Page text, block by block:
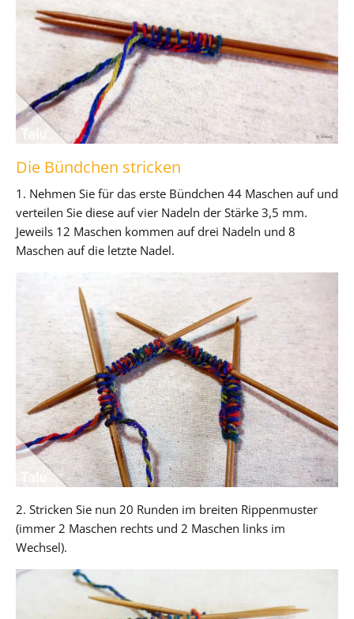
Die Bündchen stricken
1. Nehmen Sie für das erste Bündchen 44 Maschen auf und
verteilen Sie diese auf vier Nadeln der Stärke 3,5 mm.
Jeweils 12 Maschen kommen auf drei Nadeln und 8
Maschen auf die letzte Nadel.
2. Stricken Sie nun 20 Runden im breiten Rippenmuster
(immer 2 Maschen rechts und 2 Maschen links im
Wechsel).